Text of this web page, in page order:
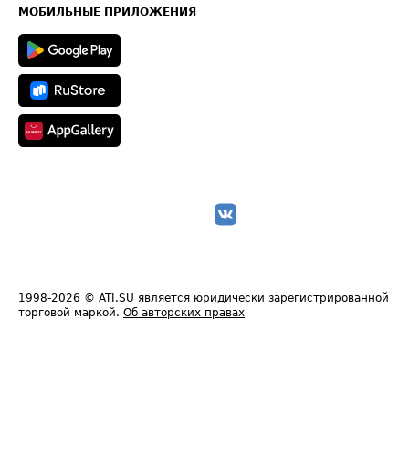
Техническая информация
МОБИЛЬНЫЕ ПРИЛОЖЕНИЯ
1998-2026 © ATI.SU является юридически зарегистрированной
торговой маркой. Об авторских правах